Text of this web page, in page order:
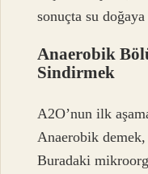
sonuçta su
Anaerobik
Sindirmek
A2O’nun ilk
Anaerobik
Buradaki